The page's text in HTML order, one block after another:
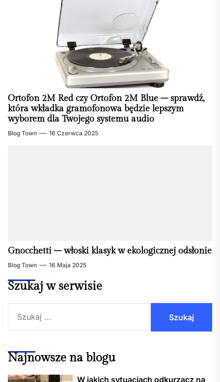
Ortofon 2M Red czy Ortofon 2M Blue – sprawdź,
która wkładka gramofonowa będzie lepszym
wyborem dla Twojego systemu audio
Blog Town 16 Czerwca 2025
Gnocchetti – włoski klasyk w ekologicznej odsłonie
Blog Town 16 Maja 2025
Szukaj w serwisie
Najnowsze na blogu
W jakich sytuacjach odkurzacz na